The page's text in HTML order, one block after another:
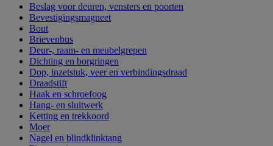
Beslag voor deuren, vensters en poorten
Bevestigingsmagneet
Bout
Brievenbus
Deur-, raam- en meubelgrepen
Dichting en borgringen
Dop, inzetstuk, veer en verbindingsdraad
Draadstift
Haak en schroefoog
Hang- en sluitwerk
Ketting en trekkoord
Moer
Nagel en blindklinktang